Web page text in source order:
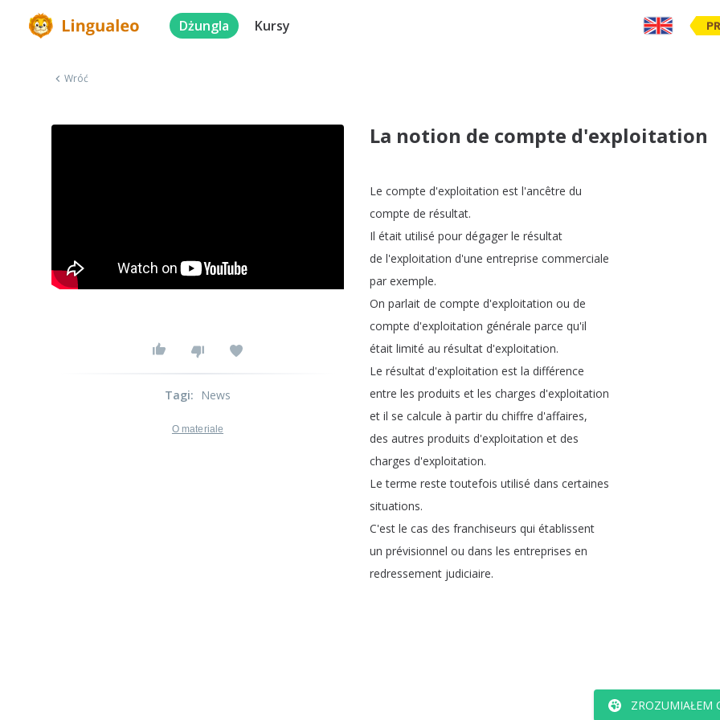
Dżungla Kursy
Wróć
La notion de compte d'exploitation
Le compte d'exploitation est l'ancêtre du
compte de résultat.
Il était utilisé pour dégager le résultat
de l'exploitation d'une entreprise commerciale
par exemple.
On parlait de compte d'exploitation ou de
compte d'exploitation générale parce qu'il
était limité au résultat d'exploitation.
Le résultat d'exploitation est la différence
entre les produits et les charges d'exploitation
et il se calcule à partir du chiffre d'affaires,
des autres produits d'exploitation et des
charges d'exploitation.
Le terme reste toutefois utilisé dans certaines
situations.
C'est le cas des franchiseurs qui établissent
un prévisionnel ou dans les entreprises en
redressement judiciaire.
ZROZUMIAŁEM
Tagi: News
O materiale